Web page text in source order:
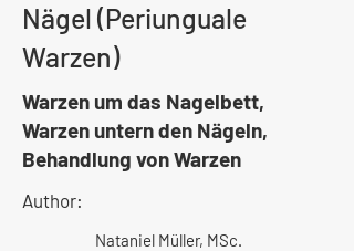
Nägel (Periunguale
Warzen)
Warzen um das Nagelbett,
Warzen untern den Nägeln,
Behandlung von Warzen
Author:
Nataniel Müller, MSc.